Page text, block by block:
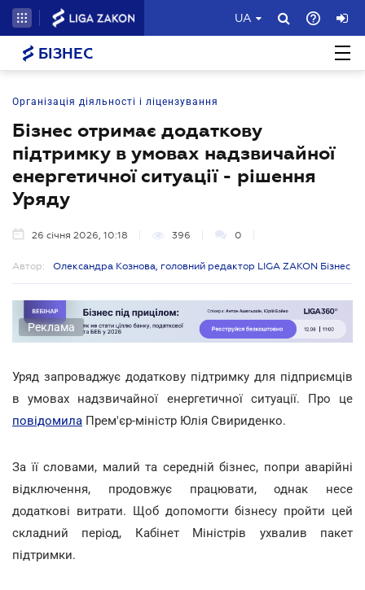
UA
БІЗНЕС
Організація діяльності і ліцензування
Бізнес отримає додаткову
підтримку в умовах надзвичайної
енергетичної ситуації - рішення
Уряду
26 січня 2026, 10:18 396 0
Автор: Олександра Кознова, головний редактор LIGA ZAKON Бізнес
Реклама
Уряд запроваджує додаткову підтримку для підприємців
в умовах надзвичайної енергетичної ситуації. Про це
повідомила Прем'єр-міністр Юлія Свириденко.
За її словами, малий та середній бізнес, попри аварійні
відключення, продовжує працювати, однак несе
додаткові витрати. Щоб допомогти бізнесу пройти цей
складний період, Кабінет Міністрів ухвалив пакет
підтримки.